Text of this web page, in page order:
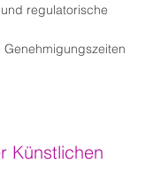
regulatorische
Künstlichen